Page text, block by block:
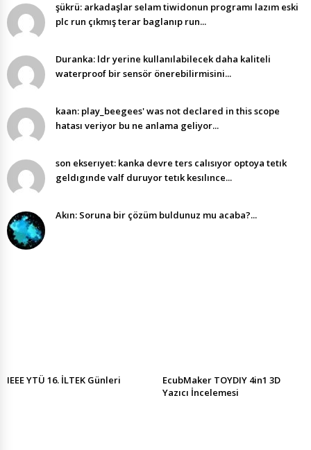
şükrü: arkadaşlar selam tiwidonun programı lazım eski
plc run çıkmış terar baglanıp run...
Duranka: ldr yerine kullanılabilecek daha kaliteli
waterproof bir sensör önerebilirmisini...
kaan: play_beegees' was not declared in this scope
hatası veriyor bu ne anlama geliyor...
son ekserıyet: kanka devre ters calısıyor optoya tetık
geldıgınde valf duruyor tetık kesılınce...
Akın: Soruna bir çözüm buldunuz mu acaba?...
IEEE YTÜ 16. İLTEK Günleri
EcubMaker TOYDIY 4in1 3D
Yazıcı İncelemesi